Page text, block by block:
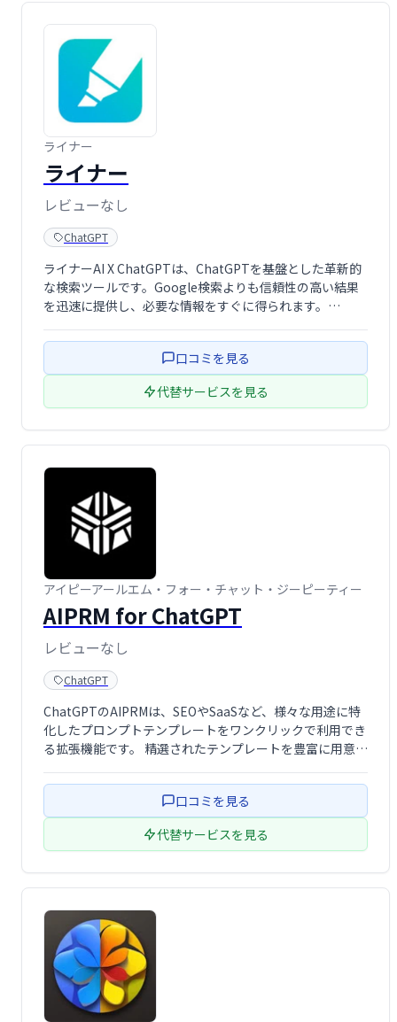
ライナー
ライナー
レビューなし
ChatGPT
ライナーAI X ChatGPTは、ChatGPTを基盤とした革新的
な検索ツールです。Google検索よりも信頼性の高い結果
を迅速に提供し、必要な情報をすぐに得られます。
を実現します。
口コミを見る
代替サービスを見る
アイピーアールエム・フォー・チャット・ジーピーティー
AIPRM for ChatGPT
レビューなし
ChatGPT
ChatGPTのAIPRMは、SEOやSaaSなど、様々な用途に特
化したプロンプトテンプレートをワンクリックで利用でき
る拡張機能です。 精選されたテンプレートを豊富に用意し
なプロンプト作成の手間を省き、目的の結果を簡単に得ら
口コミを見る
代替サービスを見る